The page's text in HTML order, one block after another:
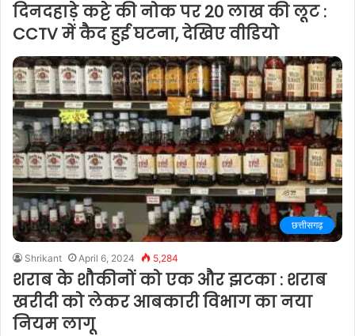
दिनदहाड़े कट्टे की नोक पर 20 लाख की लूट :
CCTV में कैद हुई घटना, देखिए वीडियो
छत्तीसगढ़
Shrikant April 6, 2024 5,284
शराब के शौकीनों को एक और झटका : शराब
खरीदी को लेकर आबकारी विभाग का नया
नियम लागू